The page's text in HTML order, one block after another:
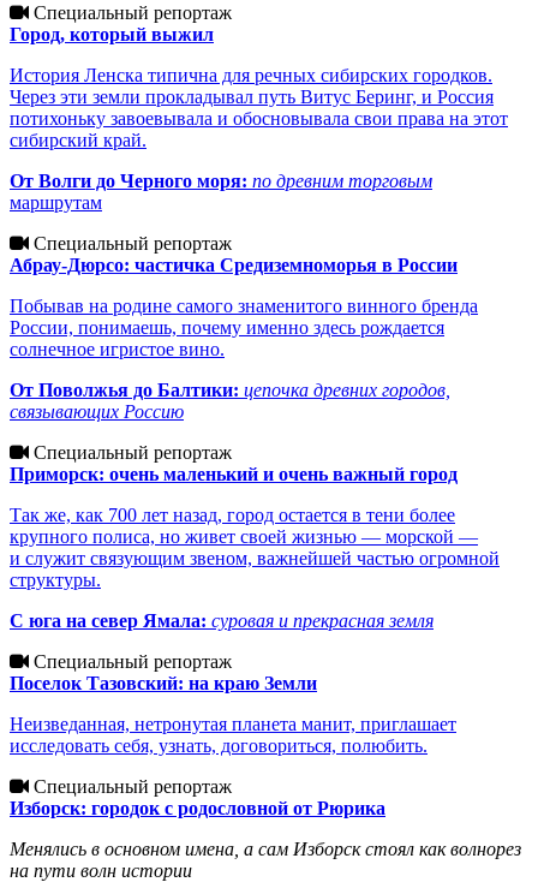
Специальный репортаж
Город, который выжил
История Ленска типична для речных сибирских городков.
Через эти земли прокладывал путь Витус Беринг, и Россия
потихоньку завоевывала и обосновывала свои права на этот
сибирский край.
От Волги до Черного моря: по древним торговым
маршрутам
Специальный репортаж
Абрау-Дюрсо: частичка Средиземноморья в России
Побывав на родине самого знаменитого винного бренда
России, понимаешь, почему именно здесь рождается
солнечное игристое вино.
От Поволжья до Балтики: цепочка древних городов,
связывающих Россию
Специальный репортаж
Приморск: очень маленький и очень важный город
Так же, как 700 лет назад, город остается в тени более
крупного полиса, но живет своей жизнью — морской —
и служит связующим звеном, важнейшей частью огромной
структуры.
С юга на север Ямала: суровая и прекрасная земля
Специальный репортаж
Поселок Тазовский: на краю Земли
Неизведанная, нетронутая планета манит, приглашает
исследовать себя, узнать, договориться, полюбить.
Специальный репортаж
Изборск: городок с родословной от Рюрика
Менялись в основном имена, а сам Изборск стоял как волнорез
на пути волн истории